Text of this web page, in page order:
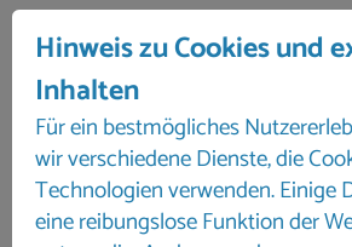
Rücktrittinfo und
bis 61 Tage 100,00 €
60-30 Tage 25 %
ab dem 29. Tag 50 %
ab dem 8. Tag vor
Kaution 500,00 €
Hinweis zu Cookies und
Inhalten
Für ein bestmögliches
wir verschiedene Dienste, die
Technologien verwenden. Einige
eine reibungslose Funktion der